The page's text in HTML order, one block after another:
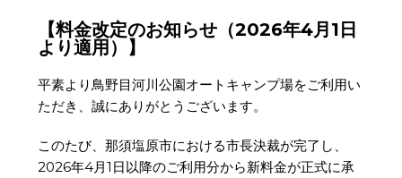
【料金改定のお知らせ（2026年4月1日
より適用）】
平素より鳥野目河川公園オートキャンプ場をご利用い
ただき、誠にありがとうございます。
このたび、那須塩原市における市長決裁が完了し、
2026年4月1日以降のご利用分から新料金が正式に承